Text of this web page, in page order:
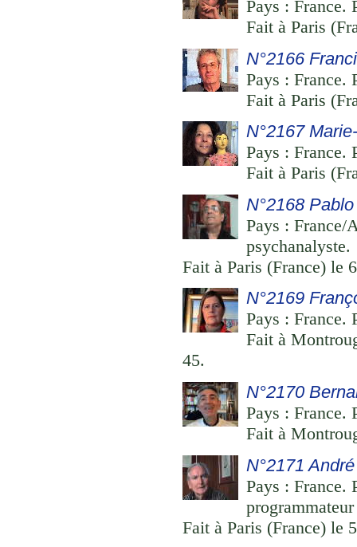
Pays : France.
Fait à Paris
N°2166
Pays : France.
Fait à Paris
N°2167
Pays : France.
Fait à Paris
N°2168
Pays : France/
psychanalyste.
Fait à Paris (France) le
N°2169
Pays : France.
Fait à
45.
N°2170
Pays : France.
Fait à
N°2171
Pays : France.
Fait à Paris (France) le